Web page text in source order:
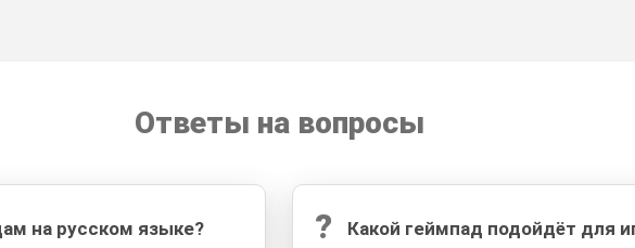
Ответы на вопросы
на русском языке? ? Какой геймпад подойдёт для